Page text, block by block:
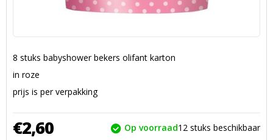
8 stuks babyshower bekers olifant karton
in roze
prijs is per verpakking
€2,60 Op voorraad12 stuks beschikbaar